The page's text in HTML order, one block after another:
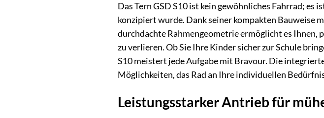
Das Tern GSD S10 ist kein gewöhnliches Fahrrad;
konzipiert wurde. Dank seiner kompakten Bauweise
durchdachte Rahmengeometrie ermöglicht es
zu verlieren. Ob Sie Ihre Kinder sicher zur Schule
S10 meistert jede Aufgabe mit Bravour. Die
Möglichkeiten, das Rad an Ihre individuellen
Leistungsstarker Antrieb für